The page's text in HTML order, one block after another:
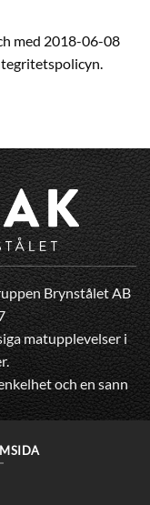
med 2018-06-08
Brynstålet AB
matupplevelser i
och en sann